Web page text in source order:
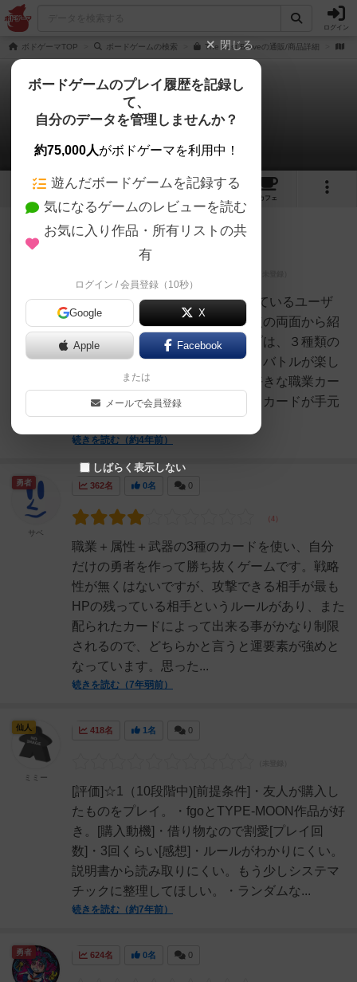
ログイン
ボドゲーマTOP ボードゲームの検索 The Last Braveの通販/商品詳細
ザ・ラスト・ブレイブ
5件のレビュー
4 5
カフェ
339名
ボードゲームを1,000個以上持っているユーザ
ー視点で良かった点と悪かった点の両面から紹
介します！ザ・ラスト・ブレイブは、３種類の
カードの組み合わせで毎回異なるバトルが楽し
める面白いカードゲームです！好きな職業カー
ドがきたり、派手な攻撃ができるカードが手元
にきたとき、うまく...
続きを読む（約4年前）
（Oguland）
362名 0名 0
職業＋属性＋武器の3種のカードを使い、自分
だけの勇者を作って勝ち抜くゲームです。戦略
性が無くはないですが、攻撃できる相手が最も
HPの残っている相手というルールがあり、また
配られたカードによって出来る事がかなり制限
されるので、どちらかと言うと運要素が強めと
なっています。思った...
続きを読む（7年弱前）
勇者
サベ
418名 1名 0
[評価]☆1（10段階中)[前提条件]・友人が購入し
たものをプレイ。・fgoとTYPE-MOON作品が好
き。[購入動機]・借り物なので割愛[プレイ回
数]・3回くらい[感想]・ルールがわかりにくい。
説明書から読み取りにくい。もう少しシステマ
チックに整理してほしい。・ランダムな...
続きを読む（約7年前）
仙人
ミミー
624名 0名 0
勇者
閉じる
ボードゲームのプレイ履歴を記録し
て、
自分のデータを管理しませんか？
約75,000人がボドゲーマを利用中！
遊んだボードゲームを記録する
気になるゲームのレビューを読む
お気に入り作品・所有リストの共
有
ログイン / 会員登録（10秒）
Google X
Apple Facebook
または
メールで会員登録
しばらく表示しない